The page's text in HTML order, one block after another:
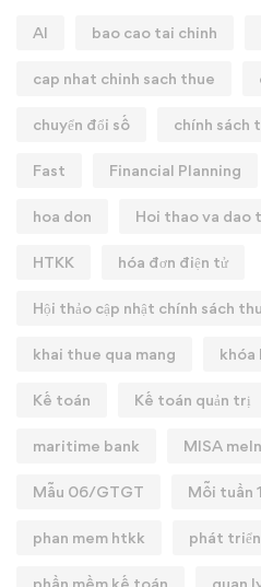
AI bao cao tai chinh
cap nhat chinh sach thue
chuyển đổi số chính sách
Fast Financial Planning
hoa don Hoi thao va dao
HTKK hóa đơn điện tử
Hội thảo cập nhật chính sách
khai thue qua mang khóa
Kế toán Kế toán quản trị
maritime bank MISA
Mẫu 06/GTGT Mỗi tuần
phan mem htkk phát
phần mềm kế toán quan